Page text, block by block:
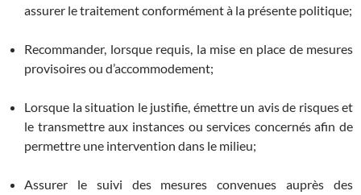
assurer le traitement conformément à la présente politique;
Recommander, lorsque requis, la mise en place de mesures
provisoires ou d’accommodement;
Lorsque la situation le justifie, émettre un avis de risques et
le transmettre aux instances ou services concernés afin de
permettre une intervention dans le milieu;
Assurer le suivi des mesures convenues auprès des